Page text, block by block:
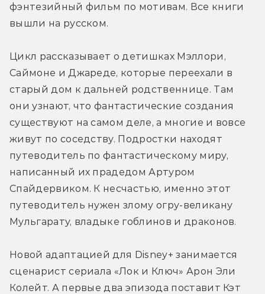
фэнтезийный фильм по мотивам. Все книги
вышли на русском.
Цикл рассказывает о детишках Мэллори,
Саймоне и Джареде, которые переехали в
старый дом к дальней родственнице. Там
они узнают, что фантастические создания
существуют на самом деле, а многие и вовсе
живут по соседству. Подростки находят
путеводитель по фантастическому миру,
написанный их прадедом Артуром
Спайдервиком. К несчастью, именно этот
путеводитель нужен злому огру-великану
Мульгарату, владыке гоблинов и драконов.
Новой адаптацией для Disney+ занимается
сценарист сериала «Лок и Ключ» Арон Эли
Колейт. А первые два эпизода поставит Кэт